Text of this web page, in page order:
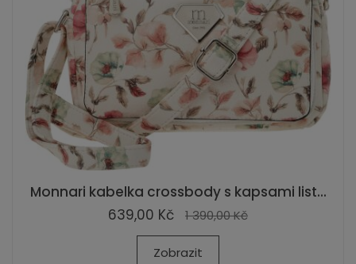
Monnari kabelka crossbody s kapsami list...
639,00 Kč
1 390,00 Kč
Zobrazit